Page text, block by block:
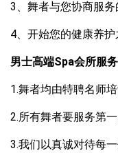
3、舞者与您协商服务
4、开始您的健康养护
男士高端Spa会所服务
1.舞者均由特聘名师
2.所有舞者要服务第一
3.我们以真诚对待每